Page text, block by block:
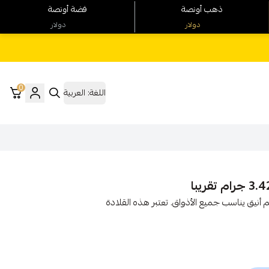
اللغة: العربية 0
18، وزنها 3.42 جرام، بتصميم أنيق يناسب جميع الأذواق. تعتبر هذه القلادة
فضة أونصة
دولار
ذهب أونصة
دولار